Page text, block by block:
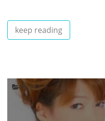
keep reading
ヴィオラ